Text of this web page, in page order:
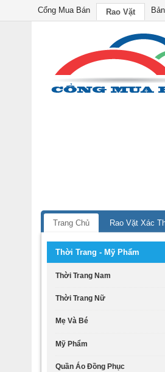
Cổng Mua Bán Rao Vặt
Trang Chủ Rao Vặt Xác
Thời Trang - Mỹ Phẩm
Thời Trang Nam
Thời Trang Nữ
Mẹ Và Bé
Mỹ Phẩm
Quần Áo Đồng Phục